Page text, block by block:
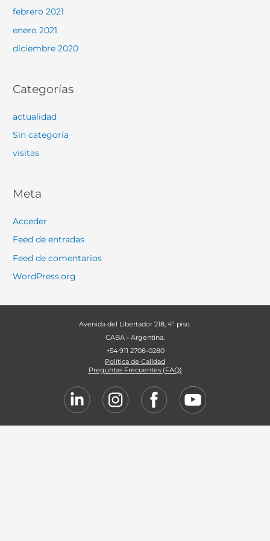
febrero 2021
enero 2021
diciembre 2020
Categorías
actualidad
Sin categoría
visitas
Meta
Acceder
Feed de entradas
Feed de comentarios
WordPress.org
Avenida del Libertador 218, 4º piso.
CABA - Argentina.
+54 911 2708-0280
Política de Calidad
Preguntas Frecuentes (FAQ)